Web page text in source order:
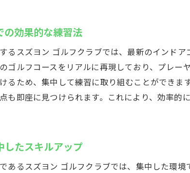
初心者にも優しい基礎から
戦略的アドバイスで上達を
スズヨンゴルフクラブの指
施設内の充実した設備をチ
の効果的な練習法
るスズヨン ゴルフクラブでは、最新のインド
ゴルフコースをリアルに再現しており、プレ
るため、集中して練習に取り組むことができ
も即座に見つけられます。これにより、効率
したスキルアップ
あるスズヨン ゴルフクラブでは、集中した環